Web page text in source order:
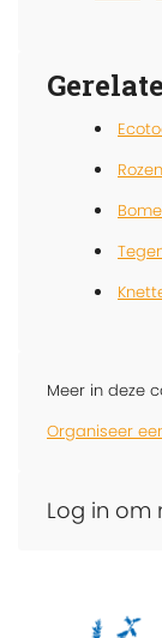
Meer in deze
Organiseer
Log in om